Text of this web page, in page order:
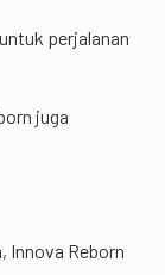
perjalanan
juga
Innova Reborn